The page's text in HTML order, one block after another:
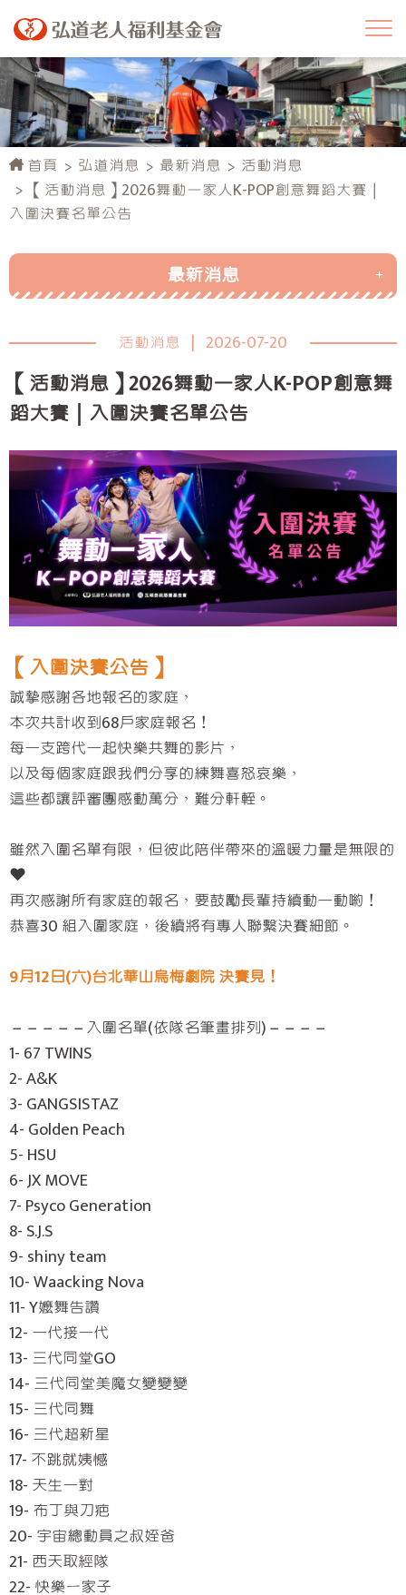
首頁 弘道消息 最新消息
活動消息
【活動消息】2026舞動一家人K-POP創意舞蹈大賽｜
入圍決賽名單公告
最新消息
弘道榮耀
活動消息 2026-07-20
【活動消息】2026舞動一家人K-POP創意舞
蹈大賽｜入圍決賽名單公告
【入圍決賽公告】
誠摯感謝各地報名的家庭，
本次共計收到68戶家庭報名！
每一支跨代一起快樂共舞的影片，
以及每個家庭跟我們分享的練舞喜怒哀樂，
這些都讓評審團感動萬分，難分軒輊。
雖然入圍名單有限，但彼此陪伴帶來的溫暖力量是無限的
❤️
再次感謝所有家庭的報名，要鼓勵長輩持續動一動喲！
恭喜30 組入圍家庭，後續將有專人聯繫決賽細節。
9月12日(六)台北華山烏梅劇院 決賽見！
－－－－－入圍名單(依隊名筆畫排列)－－－－
1- 67 TWINS
2- A&K
3- GANGSISTAZ
4- Golden Peach
5- HSU
6- JX MOVE
7- Psyco Generation
8- S.J.S
9- shiny team
10- Waacking Nova
11- Y嬤舞告讚
12- 一代接一代
13- 三代同堂GO
14- 三代同堂美魔女變變變
15- 三代同舞
16- 三代超新星
17- 不跳就姨憾
18- 天生一對
19- 布丁與刀疤
20- 宇宙總動員之叔姪爸
21- 西天取經隊
22- 快樂ㄧ家子